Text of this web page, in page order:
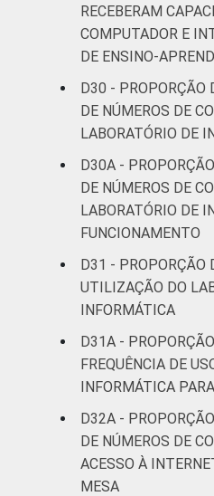
RECEBERAM
COMPUTADOR E
DE ENSINO-
D30 - PROPORÇÃO
DE NÚMEROS DE
LABORATÓRIO DE
D30A -
DE NÚMEROS DE
LABORATÓRIO DE
FUNCIONAMENTO
D31 - PROPORÇÃO
UTILIZAÇÃO DO
INFORMÁTICA
D31A -
FREQUÊNCIA DE
INFORMÁTICA
D32A -
DE NÚMEROS DE
ACESSO À
MESA